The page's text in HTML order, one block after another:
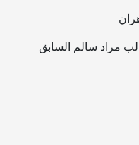
مراد سالم السابق